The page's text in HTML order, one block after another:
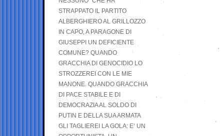
STRAPPATO IL PARTITO
ALBERGHIERO AL GRILLOZZO
IN CAPO, A PARAGONE DI
GIUSEPPI UN DEFICIENTE
COMUNE? QUANDO
GRACCHIA DI GENOCIDIO LO
STROZZEREI CON LE MIE
MANONE. QUANDO GRACCHIA
DI PACE STABILE E DI
DEMOCRAZIA AL SOLDO DI
PUTIN E DELLA SUA ARMATA
GLI TAGLIEREI LA GOLA: E’ UN